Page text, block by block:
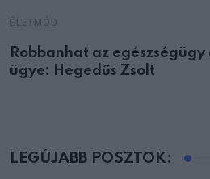
Robbanhat az
ügye: Hegedűs Zsolt
LEGÚJABB POSZTOK: